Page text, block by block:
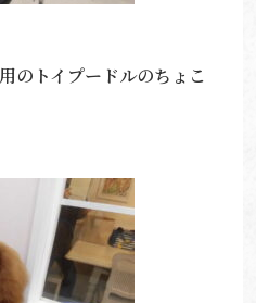
のトイプードルのちょこ